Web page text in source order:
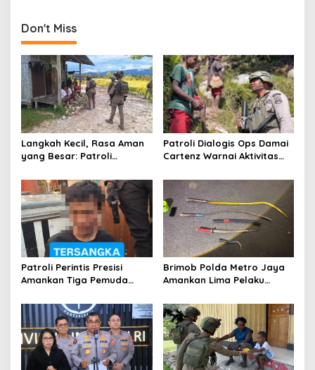
a
v
i
g
a
t
i
n
Don't Miss
Langkah Kecil, Rasa Aman
yang Besar: Patroli
Cartenz Hangatkan
Kenyam
Patroli Dialogis Ops Damai
Cartenz Warnai Aktivitas
Patroli Perintis Presisi
Amankan Tiga Pemuda
Jalanan di Jakarta Timur
Brimob Polda Metro Jaya
Amankan Lima Pelaku
Jakarta Timur